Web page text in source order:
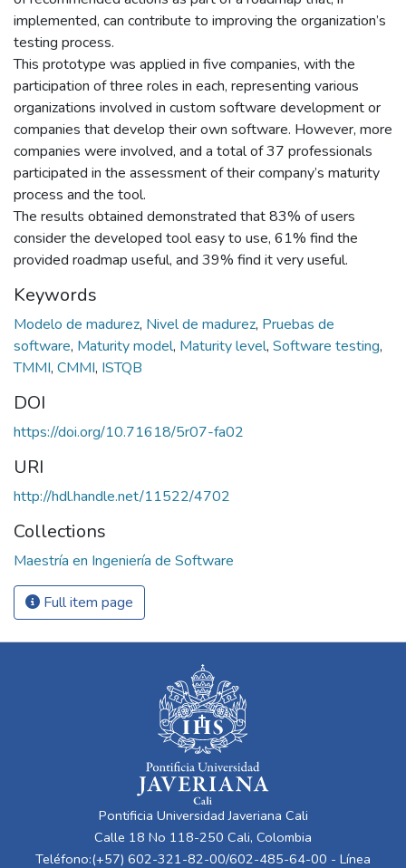
implemented, can contribute to improving the organization’s
testing process.
This prototype was applied in five companies, with the
participation of three roles in each, representing various
organizations involved in custom software development or
companies that develop their own software. However, more
companies were involved, and a total of 37 professionals
participated in the assessment of their company’s maturity
process and the tool.
The results obtained demonstrated that 83% of users
consider the developed tool easy to use, 61% find the
provided roadmap useful, and 39% find it very useful.
Keywords
Modelo de madurez, Nivel de madurez, Pruebas de
software, Maturity model, Maturity level, Software testing,
TMMI, CMMI, ISTQB
DOI
https://doi.org/10.71618/5r07-fa02
URI
http://hdl.handle.net/11522/4702
Collections
Maestría en Ingeniería de Software
Full item page
Pontificia Universidad Javeriana Cali
Calle 18 No 118-250 Cali, Colombia
Teléfono:(+57) 602-321-82-00/602-485-64-00 - Línea